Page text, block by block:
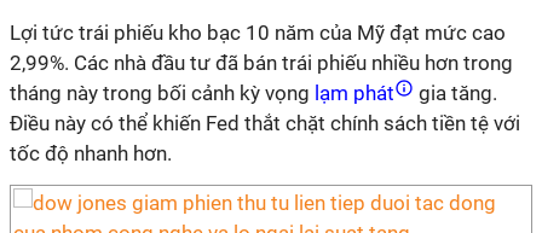
Lợi tức trái phiếu kho bạc 10 năm của Mỹ đạt mức cao
2,99%. Các nhà đầu tư đã bán trái phiếu nhiều hơn trong
tháng này trong bối cảnh kỳ vọng lạm phát
gia tăng.
Điều này có thể khiến Fed thắt chặt chính sách tiền tệ với
tốc độ nhanh hơn.